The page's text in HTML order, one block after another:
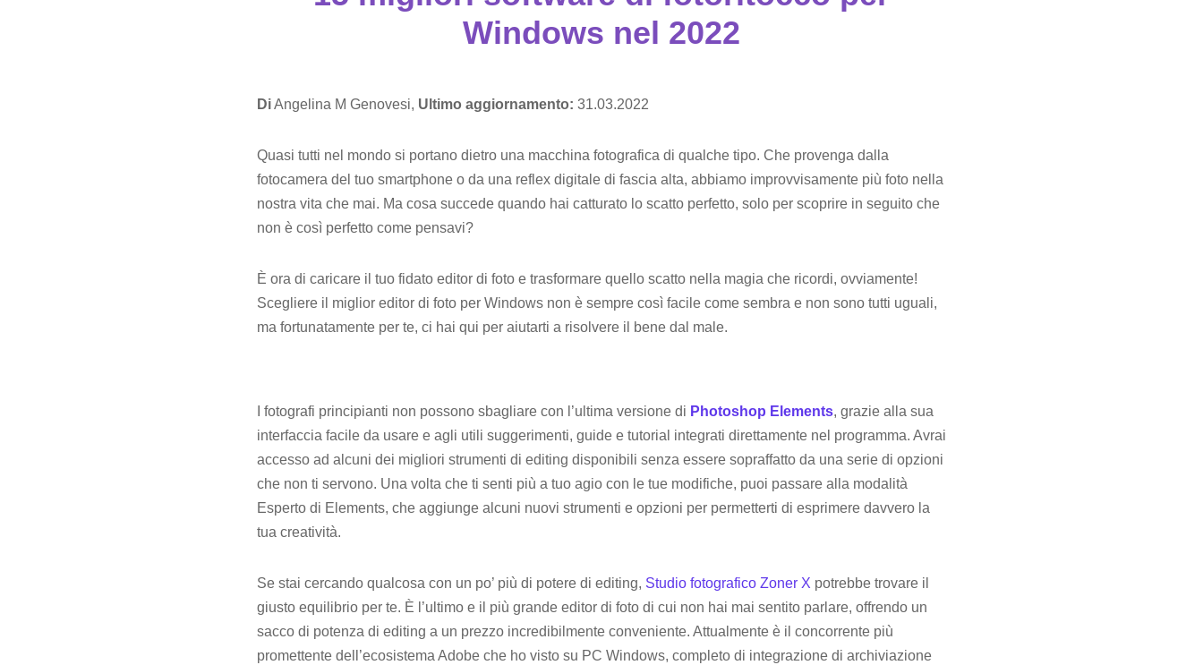
Windows nel 2022
DiAngelina M Genovesi, Ultimo aggiornamento: 31.03.2022
Quasi tutti nel mondo si portano dietro una macchina fotografica di qualche tipo. Che provenga dalla
fotocamera del tuo smartphone o da una reflex digitale di fascia alta, abbiamo improvvisamente più foto nella
nostra vita che mai. Ma cosa succede quando hai catturato lo scatto perfetto, solo per scoprire in seguito che
non è così perfetto come pensavi?
È ora di caricare il tuo fidato editor di foto e trasformare quello scatto nella magia che ricordi, ovviamente!
Scegliere il miglior editor di foto per Windows non è sempre così facile come sembra e non sono tutti uguali,
ma fortunatamente per te, ci hai qui per aiutarti a risolvere il bene dal male.
I fotografi principianti non possono sbagliare con l’ultima versione di Photoshop Elements, grazie alla sua
interfaccia facile da usare e agli utili suggerimenti, guide e tutorial integrati direttamente nel programma. Avrai
accesso ad alcuni dei migliori strumenti di editing disponibili senza essere sopraffatto da una serie di opzioni
che non ti servono. Una volta che ti senti più a tuo agio con le tue modifiche, puoi passare alla modalità
Esperto di Elements, che aggiunge alcuni nuovi strumenti e opzioni per permetterti di esprimere davvero la
tua creatività.
Se stai cercando qualcosa con un po’ più di potere di editing, Studio fotografico Zoner X potrebbe trovare il
giusto equilibrio per te. È l’ultimo e il più grande editor di foto di cui non hai mai sentito parlare, offrendo un
sacco di potenza di editing a un prezzo incredibilmente conveniente. Attualmente è il concorrente più
promettente dell’ecosistema Adobe che ho visto su PC Windows, completo di integrazione di archiviazione